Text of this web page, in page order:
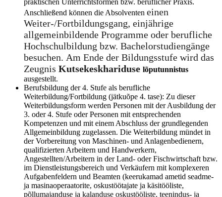
praktischen Unterrichtsformen bzw. beruflicher Praxis.
Anschließend können die Absolventen einen
Weiter-/Fortbildungsgang, einjährige
allgemeinbildende Programme oder berufliche
Hochschulbildung bzw. Bachelorstudiengänge
besuchen. Am Ende der Bildungsstufe wird das
Zeugnis Kutsekeskhariduse lõputunnistus
ausgestellt.
Berufsbildung der 4. Stufe als berufliche
Weiterbildung/Fortbildung (jätkuõpe 4. tase): Zu dieser
Weiterbildungsform werden Personen mit der Ausbildung der
3. oder 4. Stufe oder Personen mit entsprechenden
Kompetenzen und mit einem Abschluss der grundlegenden
Allgemeinbildung zugelassen. Die Weiterbildung mündet in
der Vorbereitung von Maschinen- und Anlagenbedienern,
qualifizierten Arbeitern und Handwerkern,
Angestellten/Arbeitern in der Land- oder Fischwirtschaft bzw.
im Dienstleistungsbereich und Verkäufern mit komplexeren
Aufgabenfeldern und Beamten (keerukamad ametid seadme-
ja masinaoperaatorite, oskustöötajate ja käsitööliste,
põllumajanduse ja kalanduse oskustööliste, teenindus- ja